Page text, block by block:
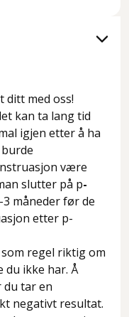
ditt med oss!
kan ta lang tid
igjen etter å ha
være
slutter på p-
måneder før de
etter p-
regel riktig om
ikke har. Å
tar en
negativt resultat.